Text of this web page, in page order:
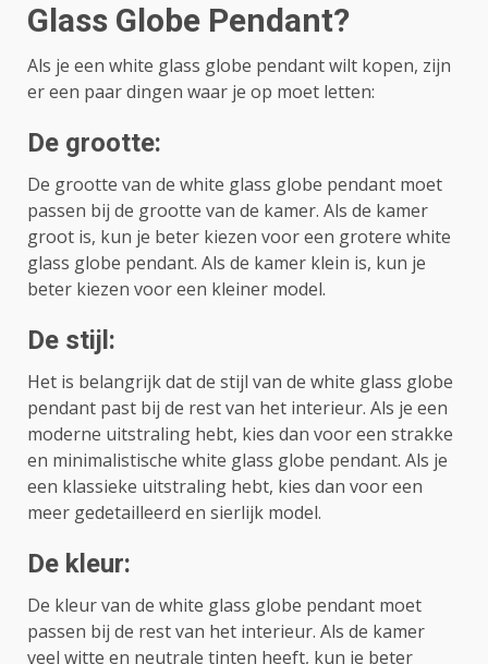
Glass Globe Pendant?
Als je een white glass globe pendant wilt kopen, zijn
er een paar dingen waar je op moet letten:
De grootte:
De grootte van de white glass globe pendant moet
passen bij de grootte van de kamer. Als de kamer
groot is, kun je beter kiezen voor een grotere white
glass globe pendant. Als de kamer klein is, kun je
beter kiezen voor een kleiner model.
De stijl:
Het is belangrijk dat de stijl van de white glass globe
pendant past bij de rest van het interieur. Als je een
moderne uitstraling hebt, kies dan voor een strakke
en minimalistische white glass globe pendant. Als je
een klassieke uitstraling hebt, kies dan voor een
meer gedetailleerd en sierlijk model.
De kleur:
De kleur van de white glass globe pendant moet
passen bij de rest van het interieur. Als de kamer
veel witte en neutrale tinten heeft, kun je beter